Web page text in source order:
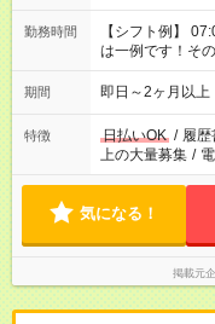
勤務時間
【シフト例】
は一例です！そ
期間 即日～2ヶ月以
特徴 日払いOK / 履歴
上の大量募集 /
気になる！
掲載元